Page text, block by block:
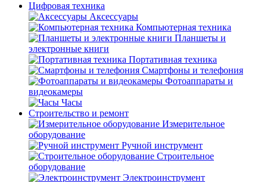
Цифровая техника
Аксессуары
Компьютерная техника
Планшеты и
электронные книги
Портативная техника
Смартфоны и телефония
Фотоаппараты и
видеокамеры
Часы
Строительство и ремонт
Измерительное
оборудование
Ручной инструмент
Строительное
оборудование
Электроинструмент